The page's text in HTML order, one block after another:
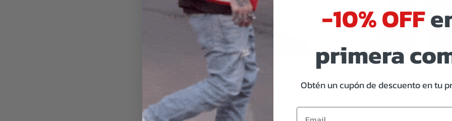
Botas Vaqueras Zaino - "Milán", Piel
Gamuza Beige
Botas Vaqueras Zaino -
4,479.00
-10% OFF
primera
Obtén un cupón de descuento en tu